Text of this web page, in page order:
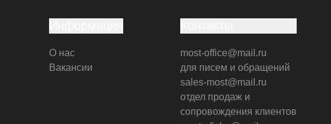
О нас
Вакансии
most-office@mail.ru
для писем и обращений
sales-most@mail.ru
отдел продаж и
сопровождения клиентов